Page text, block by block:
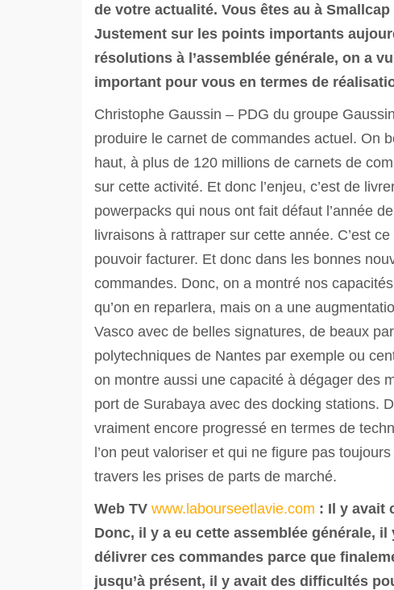
de votre actualité. Vous êtes au à
Justement sur les points importants
résolutions à l’assemblée générale, on a
important pour vous en termes de
Christophe Gaussin – PDG du groupe
produire le carnet de commandes actuel. On
haut, à plus de 120 millions de carnets de
sur cette activité. Et donc l’enjeu, c’est de
powerpacks qui nous ont fait défaut l’année
livraisons à rattraper sur cette année. C’est
pouvoir facturer. Et donc dans les bonnes
commandes. Donc, on a montré nos
qu’on en reparlera, mais on a une
Vasco avec de belles signatures, de beaux
polytechniques de Nantes par exemple ou
on montre aussi une capacité à dégager des
port de Surabaya avec des docking stations.
vraiment encore progressé en termes de
l’on peut valoriser et qui ne figure pas
travers les prises de parts de marché.
Web TV www.labourseetlavie.com : Il y avait
Donc, il y a eu cette assemblée générale,
délivrer ces commandes parce que
jusqu’à présent, il y avait des difficultés